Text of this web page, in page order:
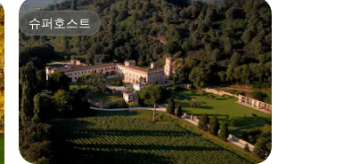
슈퍼호스트
슈퍼호스트